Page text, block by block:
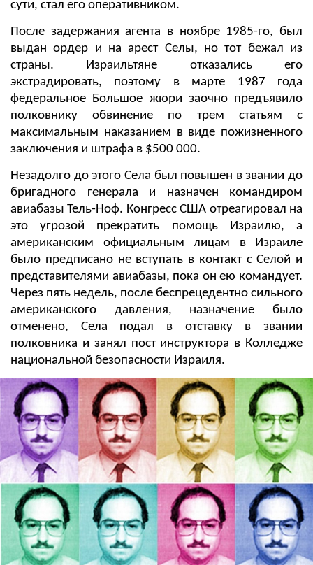
сути, стал его оперативником.
После задержания агента в ноябре 1985-го, был
выдан ордер и на арест Селы, но тот бежал из
страны. Израильтяне отказались его
экстрадировать, поэтому в марте 1987 года
федеральное Большое жюри заочно предъявило
полковнику обвинение по трем статьям с
максимальным наказанием в виде пожизненного
заключения и штрафа в $500 000.
Незадолго до этого Села был повышен в звании до
бригадного генерала и назначен командиром
авиабазы Тель-Ноф. Конгресс США отреагировал на
это угрозой прекратить помощь Израилю, а
американским официальным лицам в Израиле
было предписано не вступать в контакт с Селой и
представителями авиабазы, пока он ею командует.
Через пять недель, после беспрецедентно сильного
американского давления, назначение было
отменено, Села подал в отставку в звании
полковника и занял пост инструктора в Колледже
национальной безопасности Израиля.